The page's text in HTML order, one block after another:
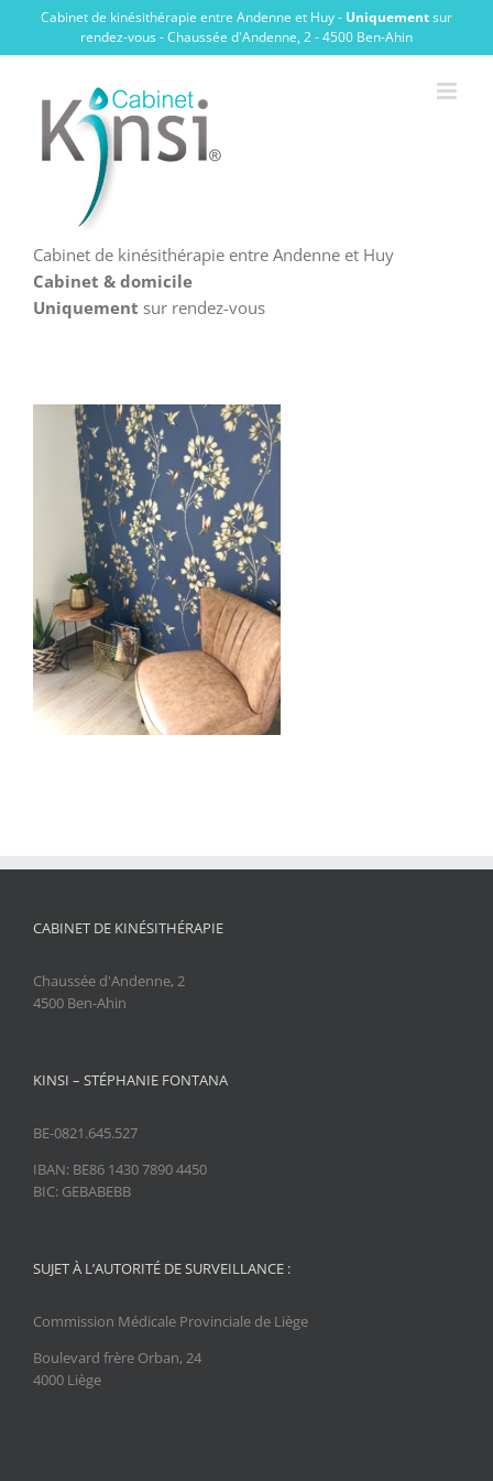
contenu
Cabinet de kinésithérapie entre Andenne et Huy - Uniquementsur
rendez-vous - Chaussée d'Andenne, 2 - 4500 Ben-Ahin
Cabinet de kinésithérapie entre Andenne et Huy
Cabinet & domicile
Uniquement sur rendez-vous
CABINET DE KINÉSITHÉRAPIE
Chaussée d'Andenne, 2
4500 Ben-Ahin
KINSI – STÉPHANIE FONTANA
BE-0821.645.527
IBAN: BE86 1430 7890 4450
BIC: GEBABEBB
SUJET À L’AUTORITÉ DE SURVEILLANCE :
Commission Médicale Provinciale de Liège
Boulevard frère Orban, 24
4000 Liège